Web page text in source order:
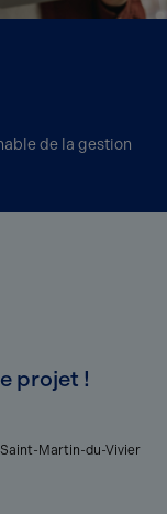
de la gestion
projet !
Saint-Martin-du-Vivier